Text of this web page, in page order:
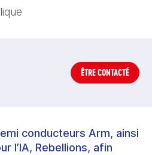
ÊTRE CONTACTÉ
conducteurs Arm, ainsi
l’IA, Rebellions, afin